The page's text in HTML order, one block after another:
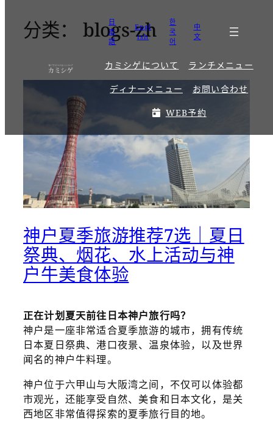
日
本
語
Engl
ish
한
국
어
中
文
カミシゲについて ランチメニュー
ディナーメニュー お問い合わせ
WEB予約
分类： blogs-zh
神户夏季旅游推荐7选｜夏日
祭典、烟花、水上活动与神
户牛美食体验
正在计划夏天前往日本神户旅行吗？
神户是一座非常适合夏季旅游的城市，拥有传统
日本夏日祭典、港口夜景、温泉体验，以及世界
闻名的神户牛料理。
神户位于六甲山与大阪湾之间，不仅可以体验都
市观光，还能享受自然、美食和日本文化，是关
西地区非常值得探索的夏季旅行目的地。